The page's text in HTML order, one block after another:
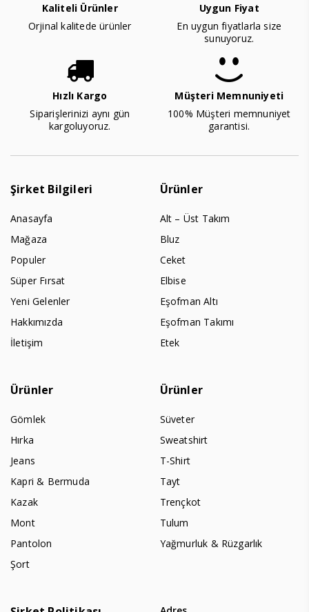
Kaliteli Ürünler
Orjinal kalitede ürünler
Uygun Fiyat
En uygun fiyatlarla size
sunuyoruz.
Hızlı Kargo
Siparişlerinizi aynı gün
kargoluyoruz.
Müşteri Memnuniyeti
100% Müşteri memnuniyet
garantisi.
Şirket Bilgileri
Anasayfa
Mağaza
Populer
Süper Fırsat
Yeni Gelenler
Hakkımızda
İletişim
Ürünler
Alt – Üst Takım
Bluz
Ceket
Elbise
Eşofman Altı
Eşofman Takımı
Etek
Ürünler
Gömlek
Hırka
Jeans
Kapri & Bermuda
Kazak
Mont
Pantolon
Şort
Ürünler
Süveter
Sweatshirt
T-Shirt
Tayt
Trençkot
Tulum
Yağmurluk & Rüzgarlık